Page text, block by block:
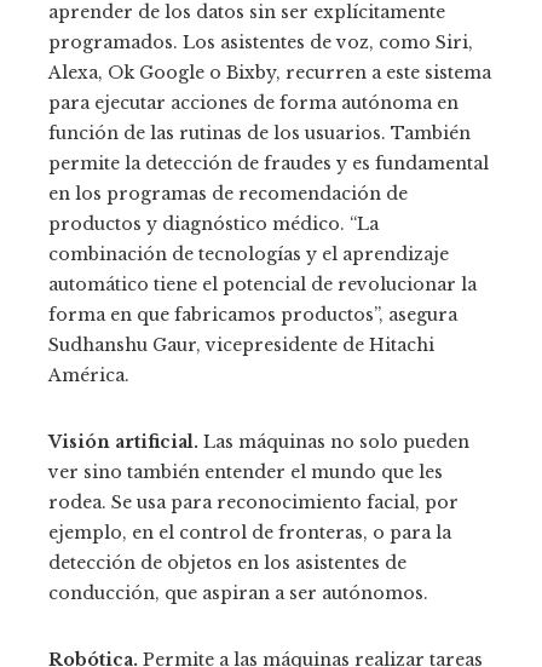
aprender de los datos sin ser explícitamente
programados. Los asistentes de voz, como Siri,
Alexa, Ok Google o Bixby, recurren a este sistema
para ejecutar acciones de forma autónoma en
función de las rutinas de los usuarios. También
permite la detección de fraudes y es fundamental
en los programas de recomendación de
productos y diagnóstico médico. “La
combinación de tecnologías y el aprendizaje
automático tiene el potencial de revolucionar la
forma en que fabricamos productos”, asegura
Sudhanshu Gaur, vicepresidente de Hitachi
América.
Visión artificial. Las máquinas no solo pueden
ver sino también entender el mundo que les
rodea. Se usa para reconocimiento facial, por
ejemplo, en el control de fronteras, o para la
detección de objetos en los asistentes de
conducción, que aspiran a ser autónomos.
Robótica. Permite a las máquinas realizar tareas